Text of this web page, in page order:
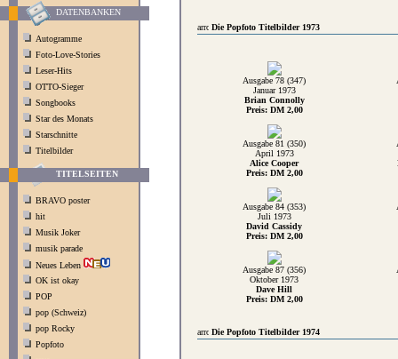
DATENBANKEN
Autogramme
Foto-Love-Stories
Leser-Hits
OTTO-Sieger
Songbooks
Star des Monats
Starschnitte
Titelbilder
TITELSEITEN
BRAVO poster
hit
Musik Joker
musik parade
Neues Leben
OK ist okay
POP
pop (Schweiz)
pop Rocky
Popfoto
Die Popfoto Titelbilder 1973
Ausgabe 78 (347)
Januar 1973
Brian Connolly
Preis: DM 2,00
Ausgabe 81 (350)
April 1973
Alice Cooper
Preis: DM 2,00
Ausgabe 84 (353)
Juli 1973
David Cassidy
Preis: DM 2,00
Ausgabe 87 (356)
Oktober 1973
Dave Hill
Preis: DM 2,00
Die Popfoto Titelbilder 1974